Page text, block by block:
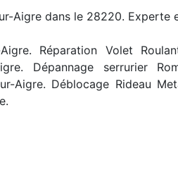
Aigre dans le 28220. Experte
Réparation Volet
Dépannage serrurier
Aigre. Déblocage Rideau